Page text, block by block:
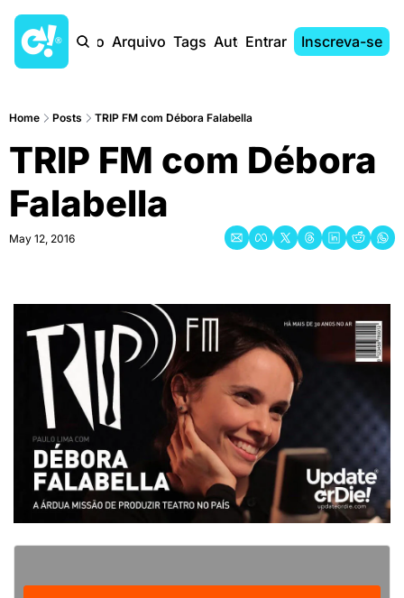
Início Arquivo Tags AutoresEntrar Inscreva-se
Home Posts TRIP FM com Débora Falabella
TRIP FM com Débora
Falabella
May 12, 2016